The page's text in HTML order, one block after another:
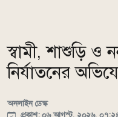
স্বামী, শাশুড়ি ও
নির্যাতনের
অনলাইন ডেস্ক